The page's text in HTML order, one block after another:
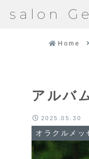
salon
Home
アルバ
オラクルメッ
2025.05.30